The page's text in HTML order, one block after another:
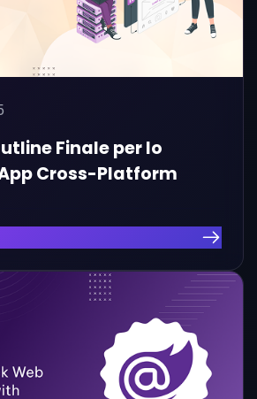
Finale per lo
Cross-Platform